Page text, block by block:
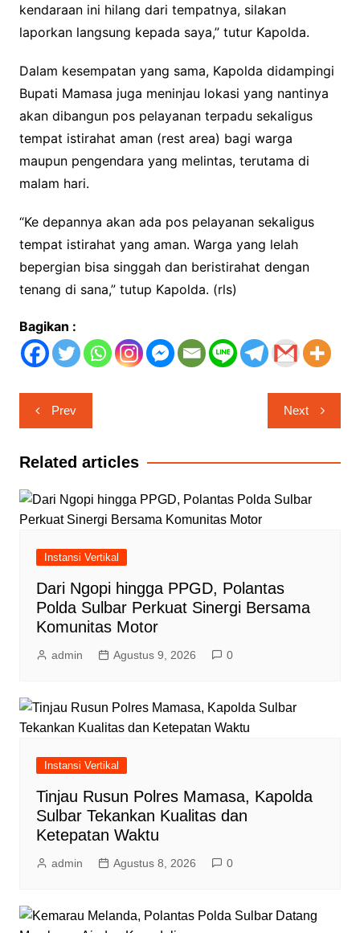
kendaraan ini hilang dari tempatnya, silakan
laporkan langsung kepada saya,” tutur Kapolda.
Dalam kesempatan yang sama, Kapolda didampingi
Bupati Mamasa juga meninjau lokasi yang nantinya
akan dibangun pos pelayanan terpadu sekaligus
tempat istirahat aman (rest area) bagi warga
maupun pengendara yang melintas, terutama di
malam hari.
“Ke depannya akan ada pos pelayanan sekaligus
tempat istirahat yang aman. Warga yang lelah
bepergian bisa singgah dan beristirahat dengan
tenang di sana,” tutup Kapolda. (rls)
Bagikan :
Navigasi
pos
Prev Next
Related articles
Instansi Vertikal
Dari Ngopi hingga PPGD, Polantas
Polda Sulbar Perkuat Sinergi Bersama
Komunitas Motor
admin Agustus 9, 2026 0
Instansi Vertikal
Tinjau Rusun Polres Mamasa, Kapolda
Sulbar Tekankan Kualitas dan
Ketepatan Waktu
admin Agustus 8, 2026 0